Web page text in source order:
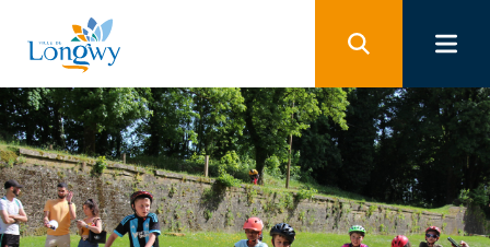
Panneau de gestion des cookies